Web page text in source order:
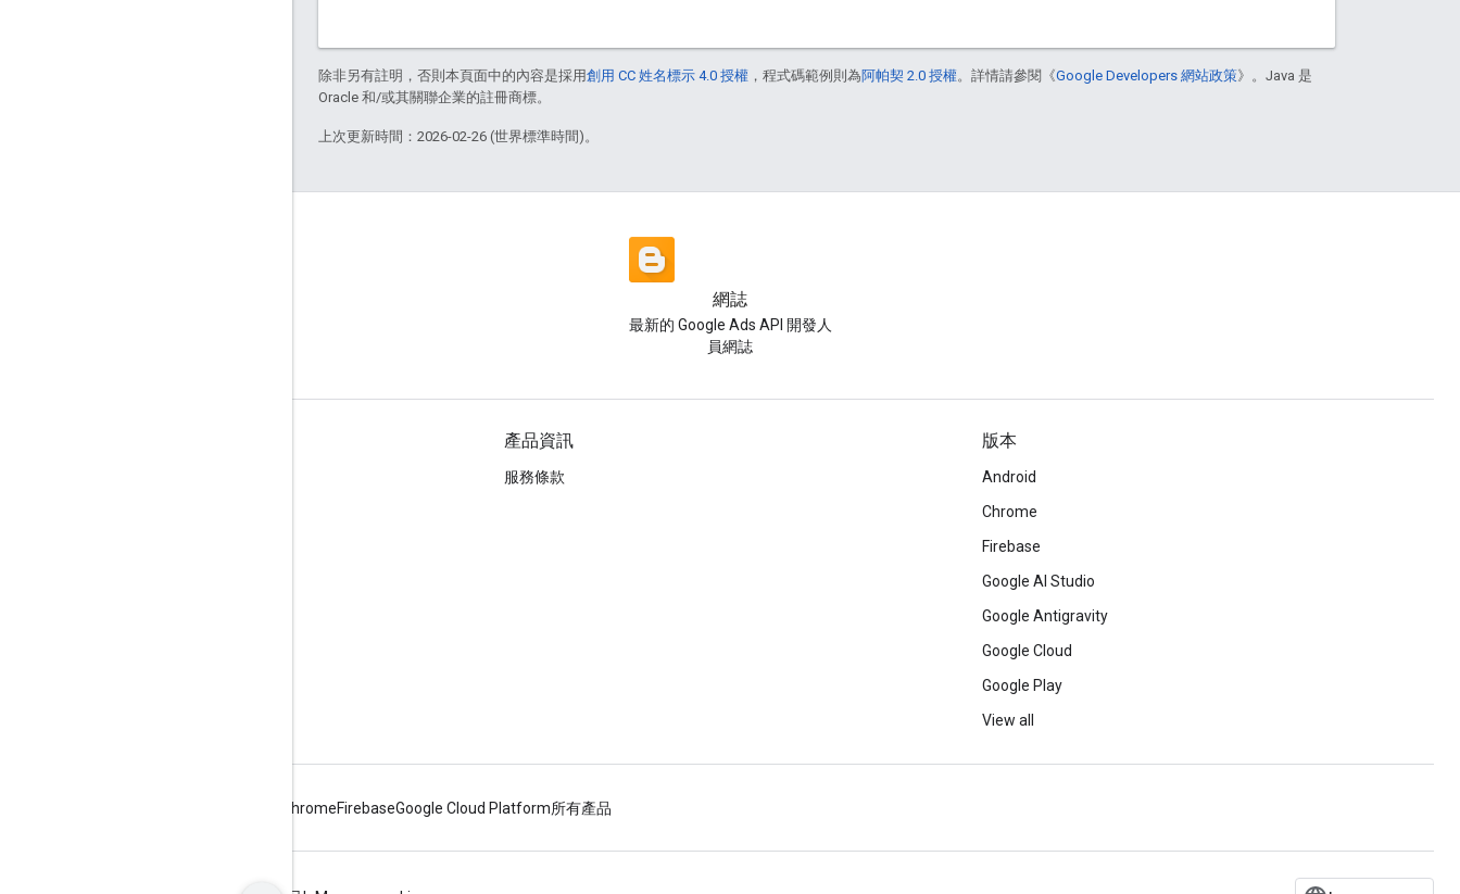
除非另有註明，否則本頁面中的內容是採用創用 CC 姓名標示 4.0 授權 ，程式碼範例則為阿帕契 2.0 授權。詳情請參閱《Google Developers 網站政策》。Java 是
Oracle 和/或其關聯企業的註冊商標。
上次更新時間：2026-02-26 (世界標準時間)。
網誌
最新的 Google Ads API 開發人
員網誌
產品資訊
服務條款
版本
Android
Chrome
Firebase
Google AI Studio
Google Antigravity
Google Cloud
Google Play
View all
ChromeFirebaseGoogle Cloud Platform所有產品